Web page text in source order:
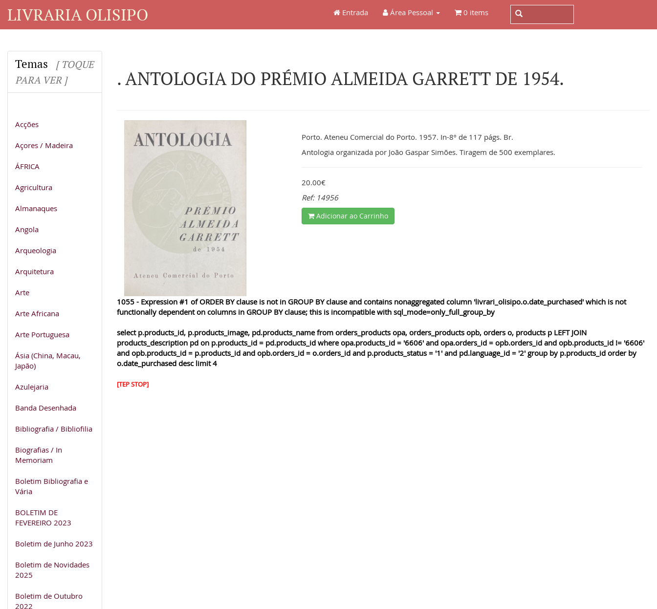
LIVRARIA OLISIPO Entrada Área Pessoal 0 items
Temas
[ TOQUE
PARA VER ]
Acções
Açores / Madeira
ÁFRICA
Agricultura
Almanaques
Angola
Arqueologia
Arquitetura
Arte
Arte Africana
Arte Portuguesa
Ásia (China, Macau,
Japão)
Azulejaria
Banda Desenhada
Bibliografia / Bibliofilia
Biografias / In
Memoriam
Boletim Bibliografia e
Vária
BOLETIM DE
FEVEREIRO 2023
Boletim de Junho 2023
Boletim de Novidades
2025
Boletim de Outubro
2022
. ANTOLOGIA DO PRÉMIO ALMEIDA GARRETT DE 1954.
Porto. Ateneu Comercial do Porto. 1957. In-8º de 117 págs. Br.
Antologia organizada por João Gaspar Simões. Tiragem de 500 exemplares.
20.00€
Ref: 14956
Adicionar ao Carrinho
1055 - Expression #1 of ORDER BY clause is not in GROUP BY clause and contains nonaggregated column 'livrari_olisipo.o.date_purchased' which is not
functionally dependent on columns in GROUP BY clause; this is incompatible with sql_mode=only_full_group_by
select p.products_id, p.products_image, pd.products_name from orders_products opa, orders_products opb, orders o, products p LEFT JOIN
products_description pd on p.products_id = pd.products_id where opa.products_id = '6606' and opa.orders_id = opb.orders_id and opb.products_id != '6606'
and opb.products_id = p.products_id and opb.orders_id = o.orders_id and p.products_status = '1' and pd.language_id = '2' group by p.products_id order by
o.date_purchased desc limit 4
[TEP STOP]